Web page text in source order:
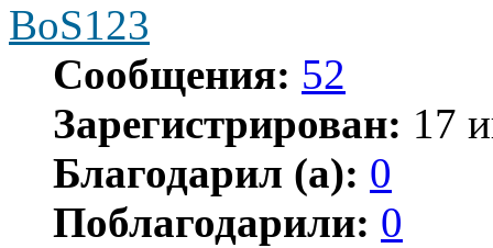
BoS123
Сообщения: 52
Зарегистрирован: 17
Благодарил (а): 0
Поблагодарили: 0